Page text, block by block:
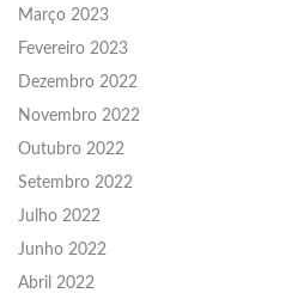
Março 2023
Fevereiro 2023
Dezembro 2022
Novembro 2022
Outubro 2022
Setembro 2022
Julho 2022
Junho 2022
Abril 2022